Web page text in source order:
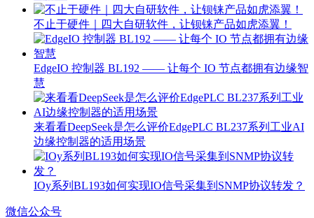
不止于硬件｜四大自研软件，让钡铼产品如虎添翼！
EdgeIO 控制器 BL192 —— 让每个 IO 节点都拥有边缘智
慧
来看看DeepSeek是怎么评价EdgePLC BL237系列工业AI
边缘控制器的适用场景
IOy系列BL193如何实现IO信号采集到SNMP协议转发？
微信公众号